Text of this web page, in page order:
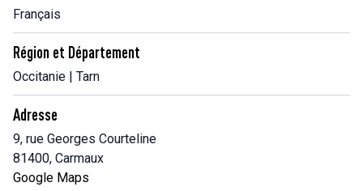
Français
Région et Département
Occitanie | Tarn
Adresse
9, rue Georges Courteline
81400, Carmaux
Google Maps